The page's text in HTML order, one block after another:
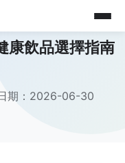
康飲品選擇指南
期： 2026-06-30